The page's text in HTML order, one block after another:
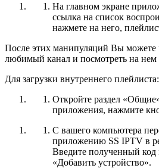
На главном экране
ссылка на список
нажмете на него,
После этих манипуляций Вы можете
любимый канал и посмотреть на
Для загрузки внутреннего плейлиста:
Откройте раздел
приложения, нажмите
С вашего компьютера
приложению SS IPTV в
Введите полученный
«Добавить устройство».